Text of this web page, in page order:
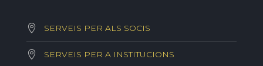
SERVEIS PER ALS SOCIS
SERVEIS PER A INSTITUCIONS